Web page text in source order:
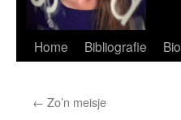
Home Bibliografie Bio
← Zo’n meisje